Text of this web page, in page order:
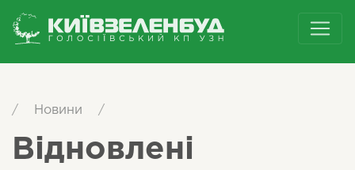
/ Новини /
Відновлені